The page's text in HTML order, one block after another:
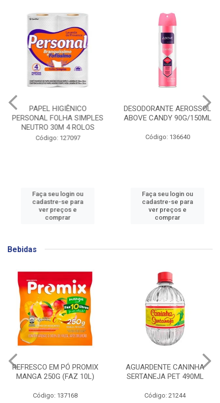
PAPEL HIGIÊNICO
PERSONAL FOLHA SIMPLES
NEUTRO 30M 4 ROLOS
Código: 127097
Faça seu login ou
cadastre-se para
ver preços e
comprar
DESODORANTE AEROSSOL
ABOVE CANDY 90G/150ML
Código: 136640
Faça seu login ou
cadastre-se para
ver preços e
comprar
Bebidas
AGUARDENTE CANINHA
SERTANEJA PET 490ML
Código: 21244
GIN BEEFEATER
BLACKBERRY 700ML
Código: 141753